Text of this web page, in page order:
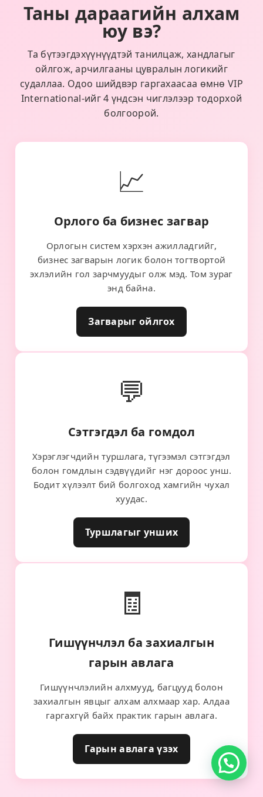
Таны дараагийн алхам
юу вэ?
Та бүтээгдэхүүнүүдтэй танилцаж, хандлагыг
ойлгож, арчилгааны цувралын логикийг
судаллаа. Одоо шийдвэр гаргахаасаа өмнө VIP
International-ийг 4 үндсэн чиглэлээр тодорхой
болгоорой.
📈
Орлого ба бизнес загвар
Орлогын систем хэрхэн ажилладгийг,
бизнес загварын логик болон тогтвортой
эхлэлийн гол зарчмуудыг олж мэд. Том зураг
энд байна.
Загварыг ойлгох
💬
Сэтгэгдэл ба гомдол
Хэрэглэгчдийн туршлага, түгээмэл сэтгэгдэл
болон гомдлын сэдвүүдийг нэг дороос унш.
Бодит хүлээлт бий болгоход хамгийн чухал
хуудас.
Туршлагыг унших
🧾
Гишүүнчлэл ба захиалгын
гарын авлага
Гишүүнчлэлийн алхмууд, багцууд болон
захиалгын явцыг алхам алхмаар хар. Алдаа
гаргахгүй байх практик гарын авлага.
Гарын авлага үзэх